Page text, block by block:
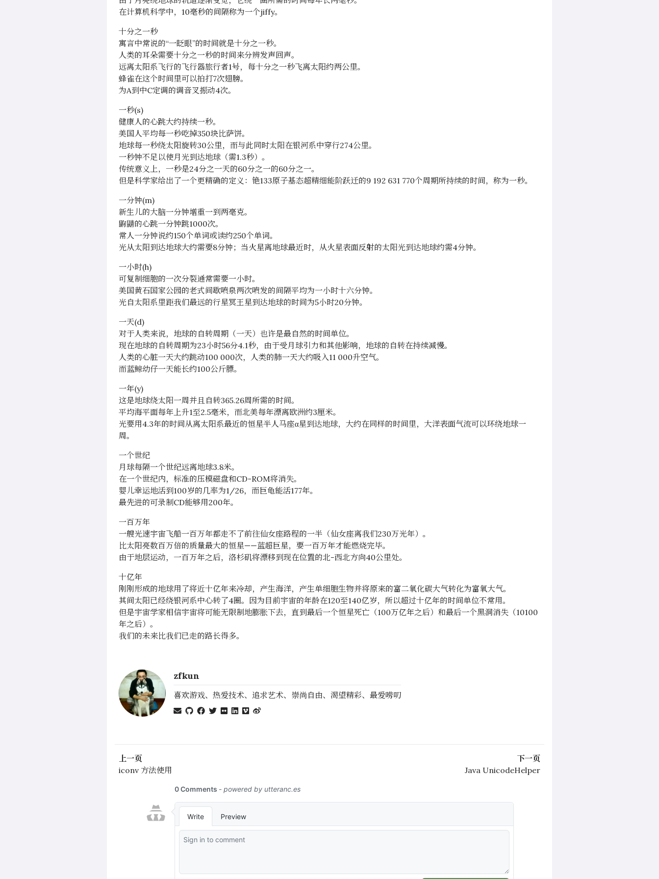
在计算机科学中，10毫秒的间隔称为一个jiffy。
十分之一秒
寓言中常说的“一眨眼”的时间就是十分之一秒。
人类的耳朵需要十分之一秒的时间来分辨发声回声。
远离太阳系飞行的飞行器旅行者1号，每十分之一秒飞离太阳约两公里。
蜂雀在这个时间里可以拍打7次翅膀。
为A到中C定调的调音叉振动4次。
一秒(s)
健康人的心跳大约持续一秒。
美国人平均每一秒吃掉350块比萨饼。
地球每一秒绕太阳旋转30公里，而与此同时太阳在银河系中穿行274公里。
一秒钟不足以使月光到达地球（需1.3秒）。
传统意义上，一秒是24分之一天的60分之一的60分之一。
但是科学家给出了一个更精确的定义：铯133原子基态超精细能阶跃迁的9 192 631 770个周期所持续的时间，称为一秒。
一分钟(m)
新生儿的大脑一分钟增重一到两毫克。
鼩鼱的心跳一分钟跳1000次。
常人一分钟说约150个单词或读约250个单词。
光从太阳到达地球大约需要8分钟；当火星离地球最近时，从火星表面反射的太阳光到达地球约需4分钟。
一小时(h)
可复制细胞的一次分裂通常需要一小时。
美国黄石国家公园的老式间歇喷泉两次喷发的间隔平均为一小时十六分钟。
光自太阳系里距我们最远的行星冥王星到达地球的时间为5小时20分钟。
一天(d)
对于人类来说，地球的自转周期（一天）也许是最自然的时间单位。
现在地球的自转周期为23小时56分4.1秒，由于受月球引力和其他影响，地球的自转在持续减慢。
人类的心脏一天大约跳动100 000次，人类的肺一天大约吸入11 000升空气。
而蓝鲸幼仔一天能长约100公斤膘。
一年(y)
这是地球绕太阳一周并且自转365.26周所需的时间。
平均海平面每年上升1至2.5毫米，而北美每年漂离欧洲约3厘米。
光要用4.3年的时间从离太阳系最近的恒星半人马座α星到达地球，大约在同样的时间里，大洋表面气流可以环绕地球一
周。
一个世纪
月球每隔一个世纪远离地球3.8米。
在一个世纪内，标准的压模磁盘和CD-ROM将消失。
婴儿幸运地活到100岁的几率为1/26，而巨龟能活177年。
最先进的可录制CD能够用200年。
一百万年
一艘光速宇宙飞船一百万年都走不了前往仙女座路程的一半（仙女座离我们230万光年）。
比太阳亮数百万倍的质量最大的恒星——蓝超巨星，要一百万年才能燃烧完毕。
由于地层运动，一百万年之后，洛杉矶将漂移到现在位置的北-西北方向40公里处。
十亿年
刚刚形成的地球用了将近十亿年来冷却，产生海洋，产生单细胞生物并将原来的富二氧化碳大气转化为富氧大气。
其间太阳已经绕银河系中心转了4圈。因为目前宇宙的年龄在120至140亿岁，所以超过十亿年的时间单位不常用。
但是宇宙学家相信宇宙将可能无限制地膨胀下去，直到最后一个恒星死亡（100万亿年之后）和最后一个黑洞消失（10100
年之后）。
我们的未来比我们已走的路长得多。
zfkun
喜欢游戏、热爱技术、追求艺术、崇尚自由、渴望精彩、最爱唠叨
上一页
iconv 方法使用
下一页
Java UnicodeHelper